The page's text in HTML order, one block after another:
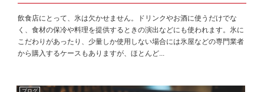
飲食店にとって、氷は欠かせません。ドリンクやお酒に使うだけでな
く、食材の保冷や料理を提供するときの演出などにも使われます。氷に
こだわりがあったり、少量しか使用しない場合には氷屋などの専門業者
から購入するケースもありますが、ほとんど...
ブログ